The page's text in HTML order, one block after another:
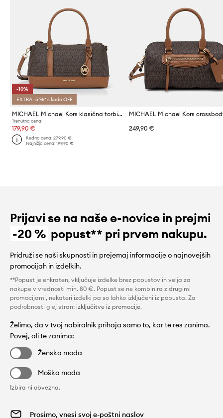
-10%
EXTRA -5 %* s kodo OFF
MICHAEL Michael Kors klasična torbica ženska iz umetnega usnja
Trenutna cena:
179,90 €
Redna cena:279,90 €
Najnižja cena:199,90 €
249,90 €
Prijavi se na naše e-novice in prejmi
-20 % popust** pri prvem nakupu.
Pridruži se naši skupnosti in prejemaj informacije o najnovejših
promocijah in izdelkih.
**Popust je enkraten, vključuje izdelke brez popustov in velja za
nakupe v vrednosti min. 80 €. Popust se ne kombinira z drugimi
promocijami, nekateri izdelki pa so lahko izključeni iz popusta. Za
podrobnosti glej stran: izključitve iz promocije.
Želimo, da v tvoj nabiralnik prihaja samo to, kar te res zanima.
Povej, ali te zanima:
Ženska moda
Moška moda
Izbira ni obvezna.